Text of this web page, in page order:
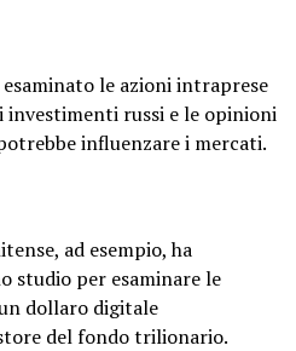
le azioni intraprese
investimenti russi e le opinioni
influenzare i mercati.
ad esempio, ha
studio per esaminare le
dollaro digitale
del fondo trilionario.